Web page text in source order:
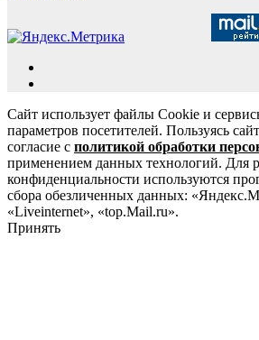
Сайт использует файлы Cookie и
параметров посетителей. Пользуясь
согласие с политикой обработки
применением данных технологий. Для
конфиденциальности используются
сбора обезличенных данных:
«Liveinternet», «top.Mail.ru».
Принять